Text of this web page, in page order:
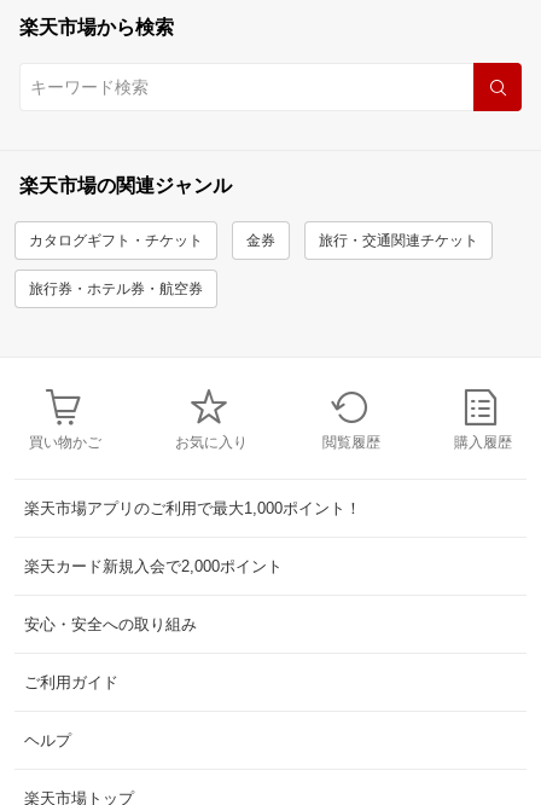
楽天市場から検索
楽天市場の関連ジャンル
カタログギフト・チケット 金券 旅行・交通関連チケット
旅行券・ホテル券・航空券
買い物かご お気に入り 閲覧履歴 購入履歴
楽天市場アプリのご利用で最大1,000ポイント！
楽天カード新規入会で2,000ポイント
安心・安全への取り組み
ご利用ガイド
ヘルプ
楽天市場トップ